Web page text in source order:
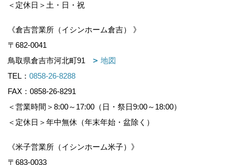
＜定休日＞土・日・祝
《倉吉営業所（イシンホーム倉吉） 》
〒682-0041
鳥取県倉吉市河北町91
地図
TEL： 0858-26-8288
FAX：0858-26-8291
＜営業時間＞8:00～17:00（日・祭日9:00～18:00）
＜定休日＞年中無休（年末年始・盆除く）
《米子営業所（イシンホーム米子）》
〒683-0033